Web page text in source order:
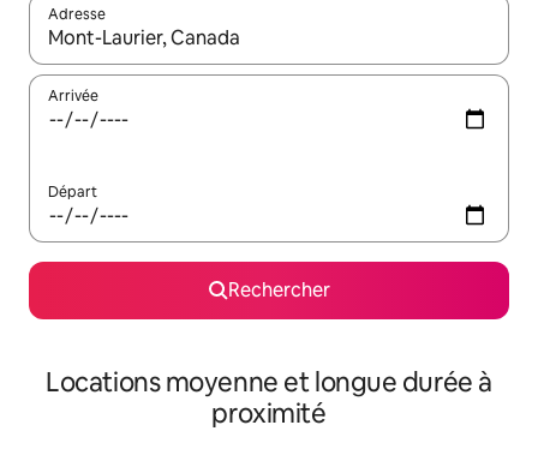
Adresse
Lorsque les résultats s'affichent, utilisez les flèches vers le
Arrivée
Départ
Rechercher
Locations moyenne et longue durée à
proximité